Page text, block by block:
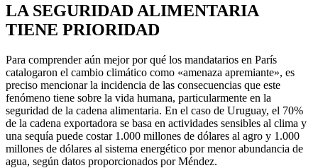
LA SEGURIDAD ALIMENTARIA
TIENE PRIORIDAD
Para comprender aún mejor por qué los mandatarios en París
catalogaron el cambio climático como «amenaza apremiante», es
preciso mencionar la incidencia de las consecuencias que este
fenómeno tiene sobre la vida humana, particularmente en la
seguridad de la cadena alimentaria. En el caso de Uruguay, el 70%
de la cadena exportadora se basa en actividades sensibles al clima y
una sequía puede costar 1.000 millones de dólares al agro y 1.000
millones de dólares al sistema energético por menor abundancia de
agua, según datos proporcionados por Méndez.